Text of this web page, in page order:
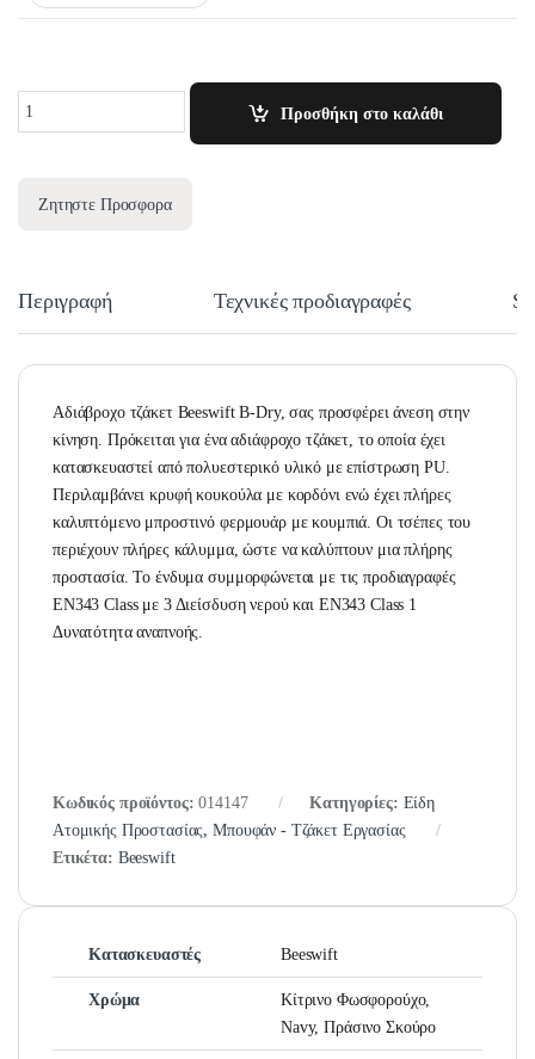
Προσθήκη στο καλάθι
Ζητηστε Προσφορα
Περιγραφή Τεχνικές προδιαγραφές
Αδιάβροχο τζάκετ Beeswift B-Dry, σας προσφέρει άνεση στην
κίνηση. Πρόκειται για ένα αδιάφροχο τζάκετ, το οποία έχει
κατασκευαστεί από πολυεστερικό υλικό με επίστρωση PU.
Περιλαμβάνει κρυφή κουκούλα με κορδόνι ενώ έχει πλήρες
καλυπτόμενο μπροστινό φερμουάρ με κουμπιά. Οι τσέπες του
περιέχουν πλήρες κάλυμμα, ώστε να καλύπτουν μια πλήρης
προστασία. Το ένδυμα συμμορφώνεται με τις προδιαγραφές
EN343 Class με 3 Διείσδυση νερού και EN343 Class 1
Δυνατότητα αναπνοής.
Κωδικός προϊόντος:014147 Κατηγορίες: Είδη
Ατομικής Προστασίας,Μπουφάν - Τζάκετ Εργασίας
Ετικέτα: Beeswift
Κατασκευαστές Beeswift
Χρώμα
Κίτρινο Φωσφορούχο,
Navy, Πράσινο Σκούρο